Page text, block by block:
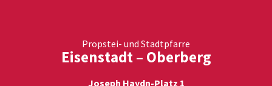
Propstei- und Stadtpfarre
Eisenstadt – Oberberg
Joseph Haydn-Platz 1